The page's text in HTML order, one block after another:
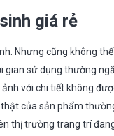
giá rẻ
Nhưng cũng không
sử dụng thường
với chi tiết không
của sản phẩm
thị trường trang trí